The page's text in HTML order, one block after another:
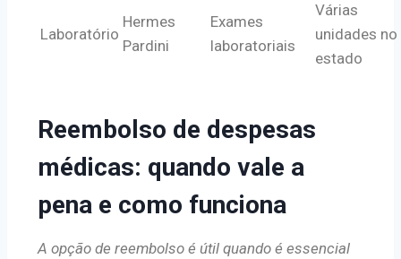
Laboratório
Hermes
Pardini
Exames
laboratoriais
Várias
unidades no
estado
Reembolso de despesas
médicas: quando vale a
pena e como funciona
A opção de reembolso é útil quando é essencial